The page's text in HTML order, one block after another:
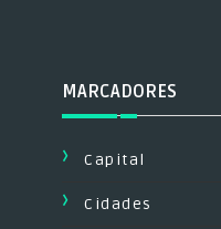
MARCADORES
Capital
Cidades